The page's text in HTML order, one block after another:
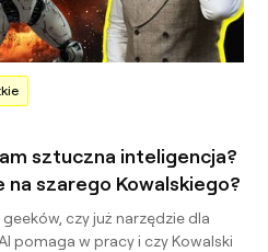
sztuczna inteligencja?
szarego Kowalskiego?
czy już narzędzie dla
pomaga w pracy i czy Kowalski